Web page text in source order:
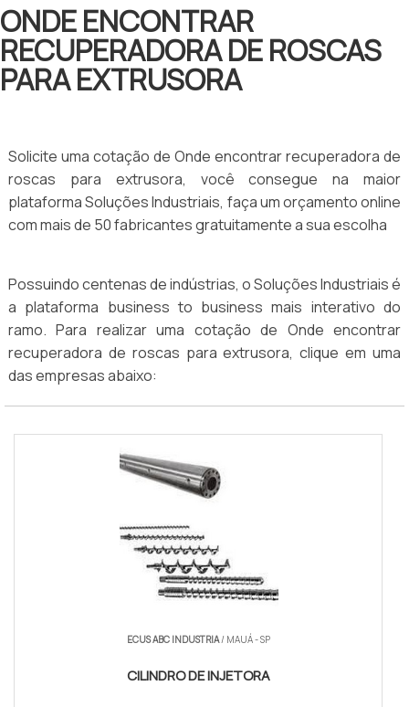
ONDE ENCONTRAR
RECUPERADORA DE ROSCAS
PARA EXTRUSORA
Solicite uma cotação de Onde encontrar recuperadora de
roscas para extrusora, você consegue na maior
plataforma Soluções Industriais, faça um orçamento online
com mais de 50 fabricantes gratuitamente a sua escolha
Possuindo centenas de indústrias, o Soluções Industriais é
a plataforma business to business mais interativo do
ramo. Para realizar uma cotação de Onde encontrar
recuperadora de roscas para extrusora, clique em uma
das empresas abaixo:
ECUS ABC INDUSTRIA/ MAUÁ - SP
CILINDRO DE INJETORA